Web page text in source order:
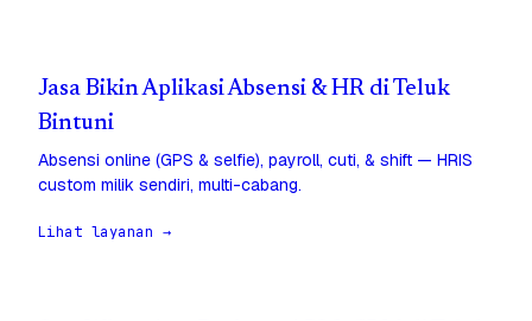
Jasa Bikin Aplikasi Absensi & HR di Teluk
Bintuni
Absensi online (GPS & selfie), payroll, cuti, & shift — HRIS
custom milik sendiri, multi-cabang.
Lihat layanan →